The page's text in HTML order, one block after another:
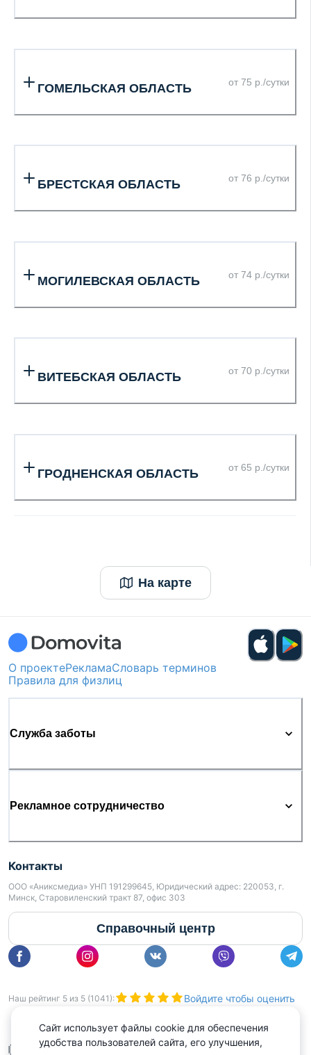
ГОМЕЛЬСКАЯ ОБЛАСТЬ от 75 р./сутки
БРЕСТСКАЯ ОБЛАСТЬ от 76 р./сутки
МОГИЛЕВСКАЯ ОБЛАСТЬ от 74 р./сутки
ВИТЕБСКАЯ ОБЛАСТЬ от 70 р./сутки
ГРОДНЕНСКАЯ ОБЛАСТЬ от 65 р./сутки
На карте
О проектеРекламаСловарь терминов
Правила для физлиц
Служба заботы
Рекламное сотрудничество
Контакты
ООО «Аниксмедиа» УНП 191299645, Юридический адрес: 220053, г.
Минск, Старовиленский тракт 87, офис 303
Справочный центр
Наш рейтинг 5 из 5 (1041 ): Войдите чтобы оценить
Сайт использует файлы cookie для обеспечения
удобства пользователей сайта, его улучшения,